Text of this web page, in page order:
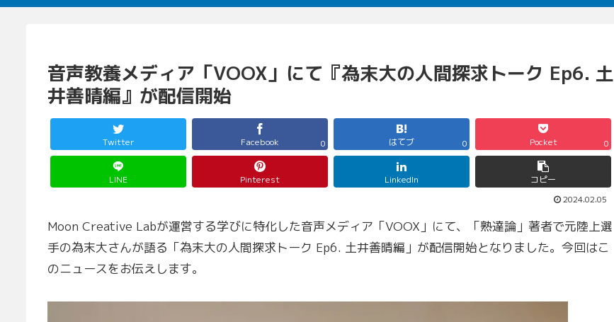
音声教養メディア「VOOX」にて『為末大の人間探求トーク Ep6. 土
井善晴編』が配信開始
Twitter Facebook 0 はてブ 0 Pocket 0
LINE Pinterest LinkedIn
コピー
2024.02.05
Moon Creative Labが運営する学びに特化した音声メディア「VOOX」にて、「熟達論」著者で元陸上選
手の為末大さんが語る「為末大の人間探求トーク Ep6. 土井善晴編」が配信開始となりました。今回はこ
のニュースをお伝えします。